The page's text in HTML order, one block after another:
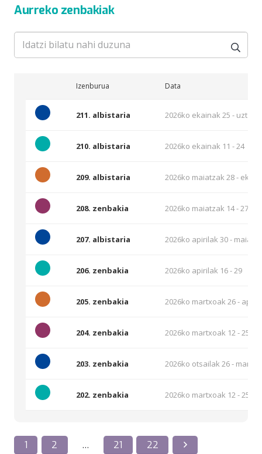
Aurreko zenbakiak
Izenburua Data
211. albistaria 2026ko ekainak 25 -
210. albistaria 2026ko ekainak 11 - 24
209. albistaria 2026ko maiatzak 28 -
208. zenbakia 2026ko maiatzak 14 - 27
207. albistaria 2026ko apirilak 30 -
206. zenbakia 2026ko apirilak 16 - 29
205. zenbakia 2026ko martxoak 26 -
204. zenbakia 2026ko martxoak 12 - 25
203. zenbakia 2026ko otsailak 26 -
202. zenbakia 2026ko martxoak 12 - 25
1 2 … 21 22